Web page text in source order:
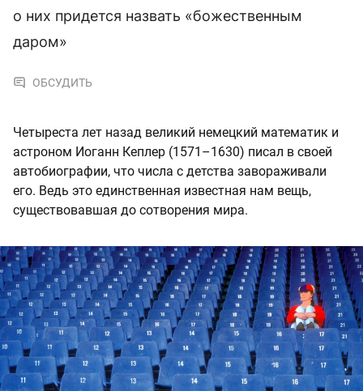
о них придется назвать «божественным
даром»
ОБСУДИТЬ
Четыреста лет назад великий немецкий математик и
астроном Иоганн Кеплер (1571–1630) писал в своей
автобиографии, что числа с детства завораживали
его. Ведь это единственная известная нам вещь,
существовавшая до сотворения мира.